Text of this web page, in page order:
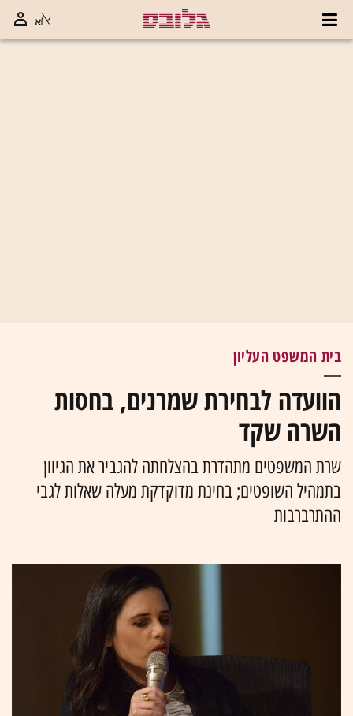
בית המשפט העליון
הוועדה לבחירת שמרנים, בחסות
השרה שקד
שרת המשפטים מתהדרת בהצלחתה להגביר את הגיוון
בתמהיל השופטים; בחינת מדוקדקת מעלה שאלות לגבי
ההתרברבות